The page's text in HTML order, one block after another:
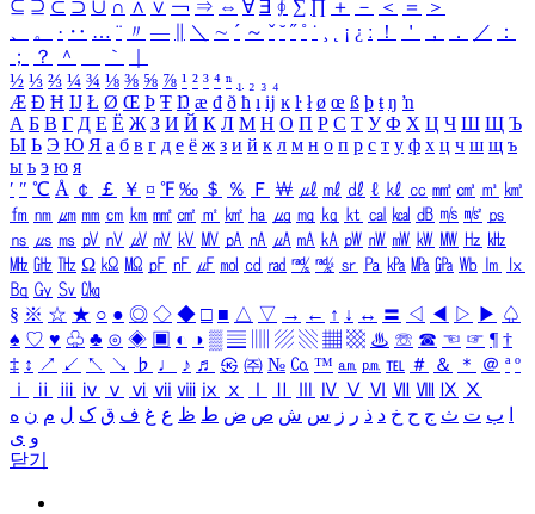
⊆ ⊇ ⊂ ⊃ ∪ ∩ ∧ ∨ ￢ ⇒ ⇔ ∀ ∃ ∮ ∑ ∏ ＋ － ＜ ＝
＞
、
。 · ‥ … ¨ 〃 ― ＼ ∼ ´ ～ ˇ ˘ ˝ ˚ ˙ ¸ ¡ ¿ ː ！ ＇ ， ． ／
：
；
？ ＾ ｀
½ ⅓ ⅔ ¼ ¾ ⅛ ⅜ ⅝ ⅞ ¹ ² ³ ⁴ ⁿ ₁ ₂ ₃ ₄
Æ Ð Ħ Ĳ Ł Ø Œ Þ Ŧ Ŋ æ đ ð ħ ı ĳ ĸ ŀ ł ø œ ß þ ŧ ŋ ŉ
А Б В Г Д Е Ё Ж З И Й К Л М Н О П Р С Т У Ф Х Ц Ч Ш Щ Ъ
Ы Ь Э Ю Я а б в г д е ё ж з и й к л м н о п р с т у ф х ц ч ш щ ъ
ы ь э ю я
′ ″ ℃ Å ￠ ￡ ￥ ¤ ℉ ‰ ＄ ％ Ｆ ￦ ㎕ ㎖ ㎗ ℓ ㎘ ㏄ ㎣ ㎤ ㎥ ㎦
㎙ ㎚ ㎛ ㎜ ㎝ ㎞ ㎟ ㎠ ㎡ ㎢ ㏊ ㎍ ㎎ ㎏ ㏏ ㎈ ㎉ ㏈ ㎧ ㎨ ㎰
㎱ ㎲ ㎳ ㎴ ㎵ ㎶ ㎷ ㎸ ㎹ ㎀ ㎁ ㎂ ㎃ ㎄ ㎺ ㎻ ㎽ ㎾ ㎿ ㎐ ㎑
㎒ ㎓ ㎔ Ω ㏀ ㏁ ㎊ ㎋ ㎌ ㏖ ㏅ ㎭ ㎮ ㎯ ㏛ ㎩ ㎪ ㎫ ㎬ ㏝ ㏐
㏓
㏃ ㏉ ㏜ ㏆
§ ※ ☆ ★ ○ ● ◎ ◇ ◆ □ ■ △ ▽ → ← ↑ ↓ ↔ 〓 ◁ ◀ ▷ ▶ ♤
♠ ♡ ♥ ♧ ♣ ⊙ ◈ ▣ ◐ ◑ ▒ ▤ ▨ ▧ ▦ ▩ ♨ ☏ ☎ ☜ ☞ ¶ †
‡ ↕ ↗ ↙ ↖ ↘ ♭ ♩ ♪ ♬ ㉿ ㈜ № ㏇ ™ ㏂ ㏘ ℡ ＃ ＆ ＊ ＠ ª º
ⅰ
ⅱ ⅲ ⅳ ⅴ ⅵ ⅶ ⅷ ⅸ ⅹ Ⅳ Ⅴ Ⅵ Ⅶ Ⅷ Ⅸ Ⅹ
ب ت ث ج ح خ د ذ ر ز س ش ص ض ط ظ ع غ ف ق ک ل م ن ه
و ی
닫기